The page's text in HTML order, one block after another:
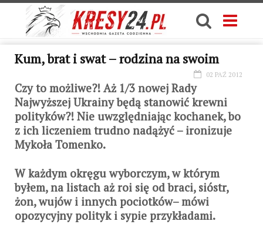
Kum, brat i swat – rodzina na swoim
02 PAŹ 2012
Czy to możliwe?! Aż 1/3 nowej Rady
Najwyższej Ukrainy będą stanowić krewni
polityków?! Nie uwzględniając kochanek, bo
z ich liczeniem trudno nadążyć – ironizuje
Mykoła Tomenko.
W każdym okręgu wyborczym, w którym
byłem, na listach aż roi się od braci, sióstr,
żon, wujów i innych pociotków– mówi
opozycyjny polityk i sypie przykładami.